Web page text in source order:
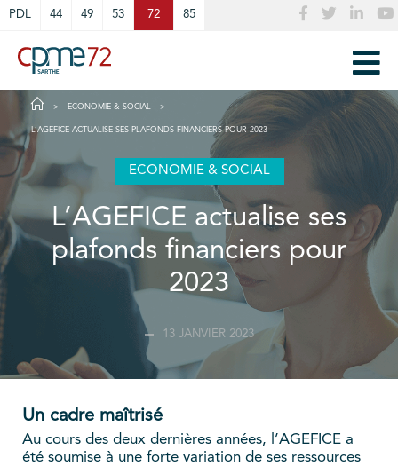
PDL 44 49 53 72 85
ECONOMIE & SOCIAL
L’AGEFICE ACTUALISE SES PLAFONDS FINANCIERS POUR 2023
ECONOMIE & SOCIAL
L’AGEFICE actualise ses
plafonds financiers pour
2023
13 JANVIER 2023
Un cadre maîtrisé
Au cours des deux dernières années, l’AGEFICE a
été soumise à une forte variation de ses ressources
Cookies management panel